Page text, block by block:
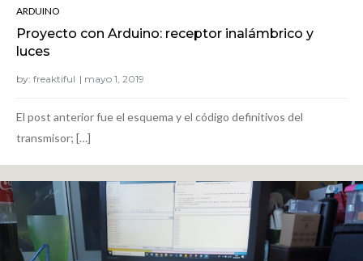
ARDUINO
Proyecto con Arduino: receptor inalámbrico y
luces
by: freaktiful
El post anterior fue el esquema y el código definitivos del
transmisor; […]